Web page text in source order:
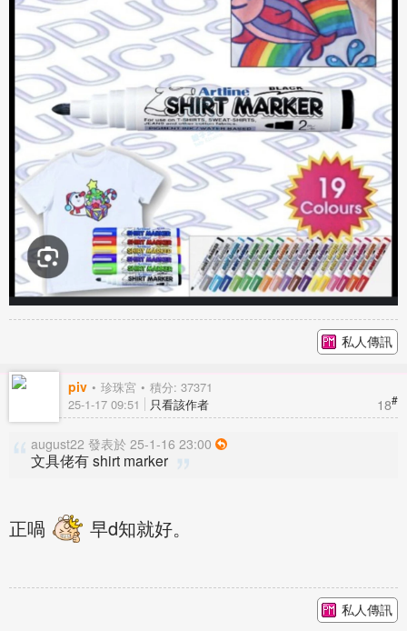
私人傳訊
piv 珍珠宮 積分: 37371
18#
25-1-17 09:51 只看該作者
august22 發表於 25-1-16 23:00
文具佬有 shirt marker
正喎 早d知就好。
私人傳訊